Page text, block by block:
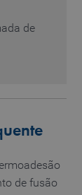
de
de fusão